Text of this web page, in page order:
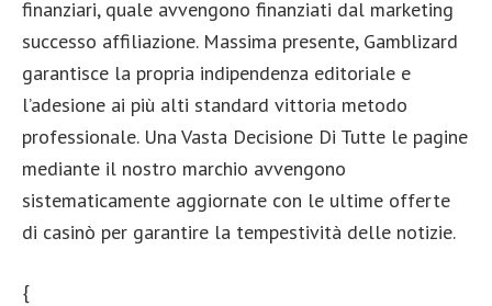
finanziari, quale avvengono finanziati dal marketing
successo affiliazione. Massima presente, Gamblizard
garantisce la propria indipendenza editoriale e
l’adesione ai più alti standard vittoria metodo
professionale. Una Vasta Decisione Di Tutte le pagine
mediante il nostro marchio avvengono
sistematicamente aggiornate con le ultime offerte
di casinò per garantire la tempestività delle notizie.
{